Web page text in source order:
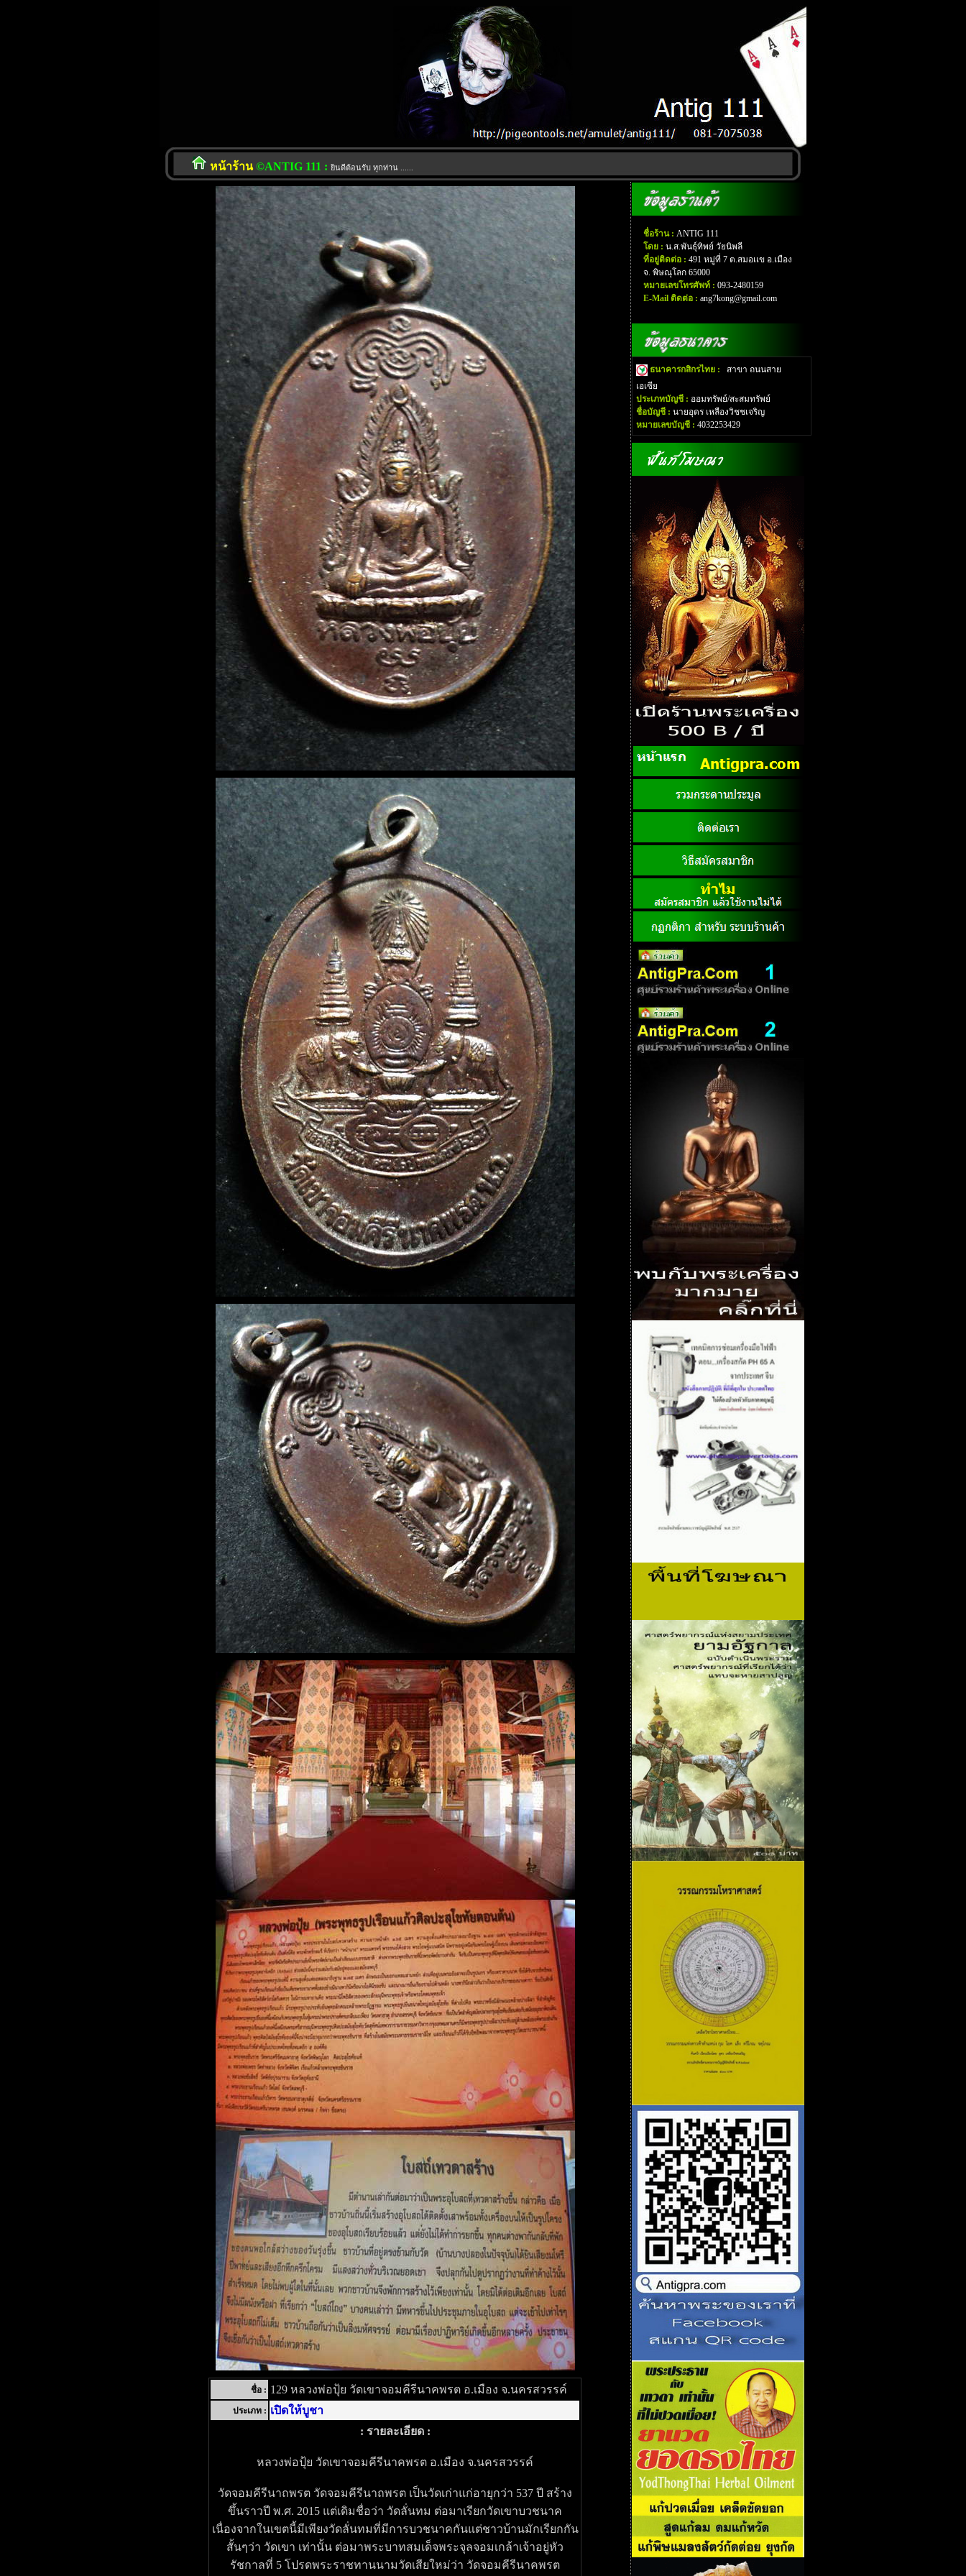
หน้าร้าน©ANTIG 111 : ยินดีต้อนรับ ทุกท่าน ......
ชื่อ : 129 หลวงพ่อปุ้ย วัดเขาจอมคีรีนาคพรต อ.เมือง จ.นครสวรรค์
ประเภท : เปิดให้บูชา
: รายละเอียด :
หลวงพ่อปุ้ย วัดเขาจอมคีรีนาคพรต อ.เมือง จ.นครสวรรค์
วัดจอมคีรีนาถพรต วัดจอมคีรีนาถพรต เป็นวัดเก่าแก่อายุกว่า 537 ปี สร้าง
ขึ้นราวปี พ.ศ. 2015 แต่เดิมชื่อว่า วัดลั่นทม ต่อมาเรียกวัดเขาบวชนาค
เนื่องจากในเขตนี้มีเพียงวัดลั่นทมที่มีการบวชนาคกันแต่ชาวบ้านมักเรียกกัน
สั้นๆว่า วัดเขา เท่านั้น ต่อมาพระบาทสมเด็จพระจุลจอมเกล้าเจ้าอยู่หัว
รัชกาลที่ 5 โปรดพระราชทานนามวัดเสียใหม่ว่า วัดจอมคีรีนาคพรต
ชื่อร้าน : ANTIG 111
โดย : น.ส.พันธุ์ทิพย์ วัยนิพลี
ที่อยู่ติดต่อ : 491 หมู่ที่ 7 ต.สมอเเข อ.เมือง
จ. พิษณุโลก 65000
หมายเลขโทรศัพท์ : 093-2480159
E-Mail ติดต่อ : ang7kong@gmail.com
ธนาคารกสิกรไทย :
สาขา ถนนสาย
เอเซีย
ประเภทบัญชี : ออมทรัพย์/สะสมทรัพย์
ชื่อบัญชี : นายอุดร เหลืองวิชชเจริญ
หมายเลขบัญชี : 4032253429